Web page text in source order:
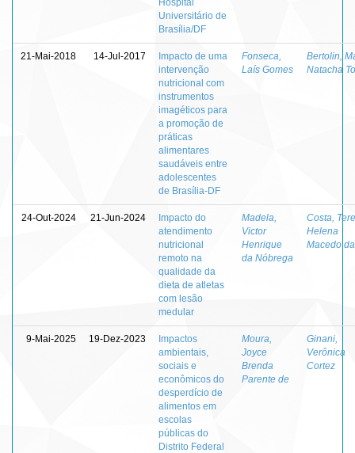
Universitário de
Brasília/DF
21-Mai-2018 14-Jul-2017
Impacto de uma
intervenção
nutricional com
instrumentos
imagéticos para
a promoção de
práticas
alimentares
saudáveis entre
adolescentes
de Brasília-DF
Fonseca,
Laís Gomes
Bertolin,
Natacha
24-Out-2024 21-Jun-2024
Impacto do
atendimento
nutricional
remoto na
qualidade da
dieta de atletas
com lesão
medular
Madela,
Victor
Henrique
da Nóbrega
Costa,
Helena
Macedo da
9-Mai-2025 19-Dez-2023
Impactos
ambientais,
sociais e
econômicos do
desperdício de
alimentos em
escolas
públicas do
Distrito Federal
Moura,
Joyce
Brenda
Parente de
Ginani,
Verônica
Cortez